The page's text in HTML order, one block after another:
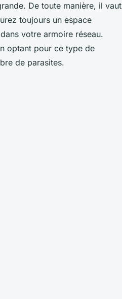
De toute manière, il vaut
toujours un espace
votre armoire réseau.
optant pour ce type de
de parasites.